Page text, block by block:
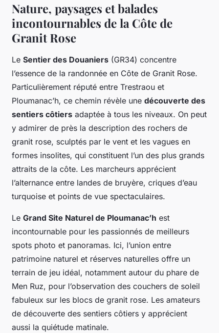
Nature, paysages et balades
incontournables de la Côte de
Granit Rose
Le Sentier des Douaniers (GR34) concentre
l’essence de la randonnée en Côte de Granit Rose.
Particulièrement réputé entre Trestraou et
Ploumanac’h, ce chemin révèle une découverte des
sentiers côtiers adaptée à tous les niveaux. On peut
y admirer de près la description des rochers de
granit rose, sculptés par le vent et les vagues en
formes insolites, qui constituent l’un des plus grands
attraits de la côte. Les marcheurs apprécient
l’alternance entre landes de bruyère, criques d’eau
turquoise et points de vue spectaculaires.
Le Grand Site Naturel de Ploumanac’h est
incontournable pour les passionnés de meilleurs
spots photo et panoramas. Ici, l’union entre
patrimoine naturel et réserves naturelles offre un
terrain de jeu idéal, notamment autour du phare de
Men Ruz, pour l’observation des couchers de soleil
fabuleux sur les blocs de granit rose. Les amateurs
de découverte des sentiers côtiers y apprécient
aussi la quiétude matinale.